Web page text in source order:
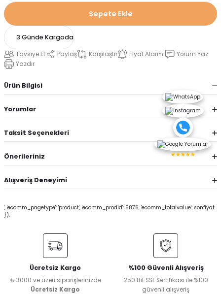
Sepete Ekle
3 Günde Kargoda
Tavsiye Et Paylaş Karşılaştır Fiyat Alarmı
Yorum Yaz
Yazdır
Ürün Bilgisi
Yorumlar
Taksit Seçenekleri
Önerileriniz
Alışveriş Deneyimi
', 'ecomm_pagetype': 'product', 'ecomm_prodid': 5876, 'ecomm_totalvalue': sonfiyat
});
Ücretsiz Kargo
₺ 3000 ve üzeri siparişlerinizde
Ücretsiz Kargo
%100 Güvenli Alışveriş
250 Bit SSL Sertifikası ile %100
güvenli alışveriş
★★★★★